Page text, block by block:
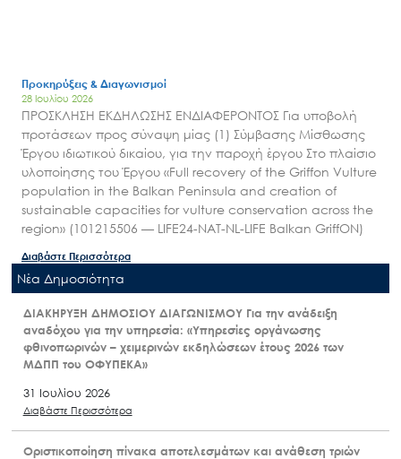
Προκηρύξεις & Διαγωνισμοί
28 Ιουλίου 2026
ΠΡΟΣΚΛΗΣΗ ΕΚΔΗΛΩΣΗΣ ΕΝΔΙΑΦΕΡΟΝΤΟΣ Για υποβολή
προτάσεων προς σύναψη μίας (1) Σύμβασης Μίσθωσης
Έργου ιδιωτικού δικαίου, για την παροχή έργου Στο πλαίσιο
υλοποίησης του Έργου «Full recovery of the Griffon Vulture
population in the Balkan Peninsula and creation of
sustainable capacities for vulture conservation across the
region» (101215506 — LIFE24-NAT-NL-LIFE Balkan GriffON)
Διαβάστε Περισσότερα
Nέα Δημοσιότητα
ΔΙΑΚΗΡΥΞΗ ΔΗΜΟΣΙΟΥ ΔΙΑΓΩΝΙΣΜΟΥ Για την ανάδειξη
αναδόχου για την υπηρεσία: «Υπηρεσίες οργάνωσης
φθινοπωρινών – χειμερινών εκδηλώσεων έτους 2026 των
ΜΔΠΠ του ΟΦΥΠΕΚΑ»
31 Ιουλίου 2026
Διαβάστε Περισσότερα
Οριστικοποίηση πίνακα αποτελεσμάτων και ανάθεση τριών